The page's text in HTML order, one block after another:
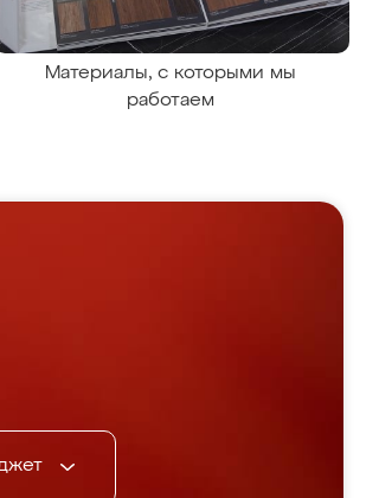
Материалы, с которыми мы
работаем